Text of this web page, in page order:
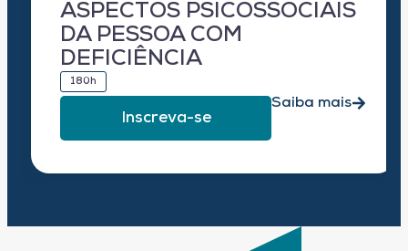
ASPECTOS PSICOSSOCIAIS
DA PESSOA COM
DEFICIÊNCIA
180h
Inscreva-se
Saiba mais